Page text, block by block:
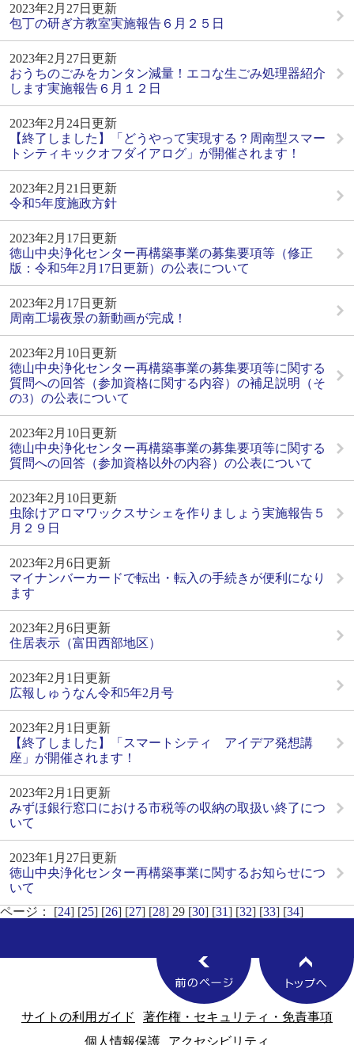
2023年2月27日更新
包丁の研ぎ方教室実施報告６月２５日
2023年2月27日更新
おうちのごみをカンタン減量！エコな生ごみ処理器紹介
します実施報告６月１２日
2023年2月24日更新
【終了しました】「どうやって実現する？周南型スマー
トシティキックオフダイアログ」が開催されます！
2023年2月21日更新
令和5年度施政方針
2023年2月17日更新
徳山中央浄化センター再構築事業の募集要項等（修正
版：令和5年2月17日更新）の公表について
2023年2月17日更新
周南工場夜景の新動画が完成！
2023年2月10日更新
徳山中央浄化センター再構築事業の募集要項等に関する
質問への回答（参加資格に関する内容）の補足説明（そ
の3）の公表について
2023年2月10日更新
徳山中央浄化センター再構築事業の募集要項等に関する
質問への回答（参加資格以外の内容）の公表について
2023年2月10日更新
虫除けアロマワックスサシェを作りましょう実施報告５
月２９日
2023年2月6日更新
マイナンバーカードで転出・転入の手続きが便利になり
ます
2023年2月6日更新
住居表示（富田西部地区）
2023年2月1日更新
広報しゅうなん令和5年2月号
2023年2月1日更新
【終了しました】「スマートシティ アイデア発想講
座」が開催されます！
2023年2月1日更新
みずほ銀行窓口における市税等の収納の取扱い終了につ
いて
2023年1月27日更新
徳山中央浄化センター再構築事業に関するお知らせにつ
いて
ページ： [24] [25] [26] [27] [28] 29 [30] [31] [32] [33] [34]
サイトの利用ガイド
著作権・セキュリティ・免責事項
個人情報保護
アクセシビリティ